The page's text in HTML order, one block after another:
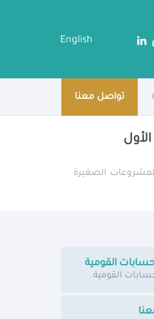
English
تواصل معنا
للمشروعات الصغيرة
القومية
القومية